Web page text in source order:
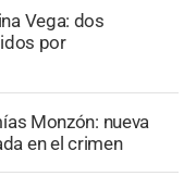
Vega: dos
por
Monzón: nueva
en el crimen